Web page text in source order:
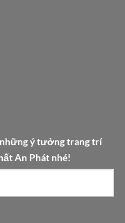
ý tưởng trang trí
An Phát nhé!